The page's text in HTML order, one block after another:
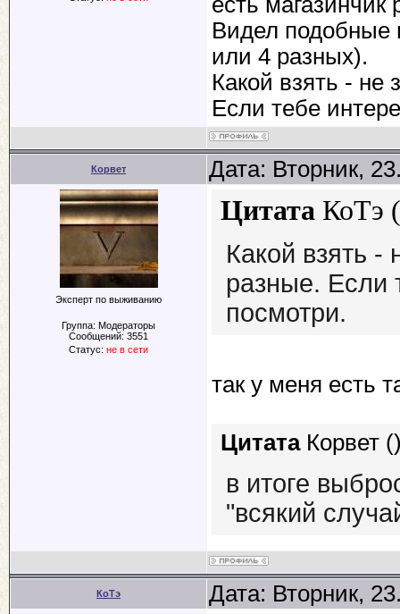
Видел подобные
или 4 разных).
Какой взять - не
Если тебе
Корвет Дата: Вторник,
Эксперт по выживанию
Группа: Модераторы
Сообщений: 3551
Статус: не в сети
Цитата КоТэ (
Какой взять -
разные. Если
посмотри.
так у меня есть
Цитата Корвет (
в итоге
"всякий
КоТэ Дата: Вторник,